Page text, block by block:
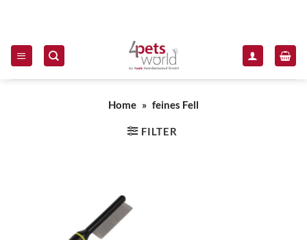
Home » feines Fell
FILTER